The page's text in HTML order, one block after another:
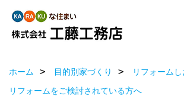
ホーム 目的別家づくり
リフォーム
リフォームをご検討されている方へ